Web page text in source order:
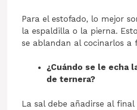
Para el estofado, lo mejor
la espaldilla o la pierna.
se ablandan al cocinarlos a
¿Cuándo se le echa
de ternera?
La sal debe añadirse al final